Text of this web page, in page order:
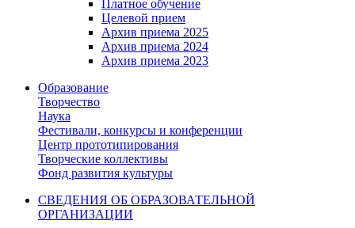
Платное обучение
Целевой прием
Архив приема 2025
Архив приема 2024
Архив приема 2023
Образование
Творчество
Наука
Фестивали, конкурсы и конференции
Центр прототипирования
Творческие коллективы
Фонд развития культуры
СВЕДЕНИЯ ОБ ОБРАЗОВАТЕЛЬНОЙ
ОРГАНИЗАЦИИ